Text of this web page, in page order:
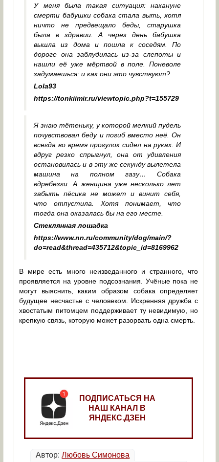
У меня была такая ситуация: накануне
смерти бабушки собака стала выть, хотя
ничто не предвещало беды, старушка
была в здравии. А через день бабушка
вышла из дома и пошла к соседям. По
дороге она заблудилась из-за слепоты и
нашли её уже мёртвой в поле. Поневоле
задумаешься: и как они это чувствуют?
Lola93
https://tonkiimir.ru/viewtopic.php?t=155729
Я знаю тётеньку, у которой мелкий пудель
почувствовал беду и погиб вместо неё. Он
всегда во время прогулок сидел на руках. И
вдруг резко спрыгнул, она от удивления
остановилась и в эту же секунду вылетела
машина на полном газу… Собака
вдребезги. А женщина уже несколько лет
забыть пёсика не может и винит себя,
что отпустила. Хотя понимает, что
тогда она оказалась бы на его месте.
Стеклянная лошадка
https://www.nn.ru/community/dog/main/?
do=read&thread=435712&topic_id=8169962
В мире есть много неизведанного и странного, что
проявляется на уровне подсознания. Учёные пока не
могут выяснить, каким образом собака определяет
будущее несчастье с человеком. Искренняя дружба с
хвостатым питомцем поддерживает ту невидимую, но
крепкую связь, которую может разорвать одна смерть.
ПОДПИСАТЬСЯ НА
НАШ КАНАЛ В
ЯНДЕКС.ДЗЕН
Автор:Любовь Симонова